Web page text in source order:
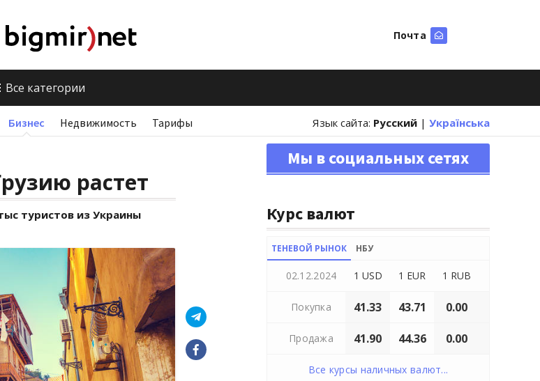
Почта
Все категории
Бизнес Недвижимость Тарифы Язык сайта: Русский | Українська
растет
туристов из Украины
Мы в социальных сетях
Курс валют
ТЕНЕВОЙ РЫНОК НБУ
02.12.2024 1 USD 1 EUR 1 RUB
Покупка 41.33 43.71 0.00
Продажа 41.90 44.36 0.00
Все курсы наличных валют...